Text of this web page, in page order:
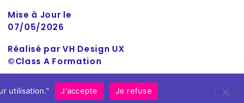
Mise à Jour le
07/05/2026
Réalisé par VH Design UX
©Class A Formation
utilisation." J'accepte Je refuse